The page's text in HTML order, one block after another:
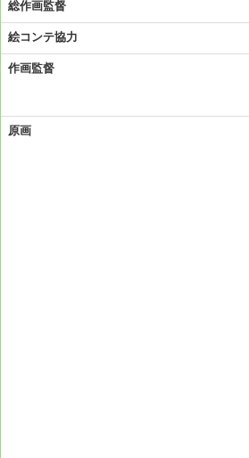
総作画監督
絵コンテ協力
作画監督
原画